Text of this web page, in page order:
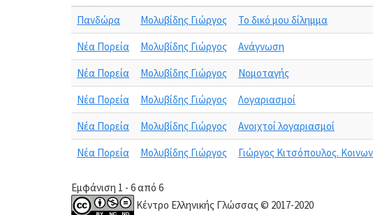
Πανδώρα Μολυβίδης Γιώργος Το δικό μου δίλημμα
Νέα Πορεία
Μολυβίδης Γιώργος Ανάγνωση
Νέα Πορεία
Μολυβίδης Γιώργος Νομοταγής
Νέα Πορεία
Μολυβίδης Γιώργος Λογαριασμοί
Νέα Πορεία
Μολυβίδης Γιώργος Ανοιχτοί λογαριασμοί
Νέα Πορεία
Μολυβίδης Γιώργος Γιώργος Κιτσόπουλος.
Εμφάνιση 1 - 6 από 6
Κέντρο Ελληνικής Γλώσσας © 2017-2020